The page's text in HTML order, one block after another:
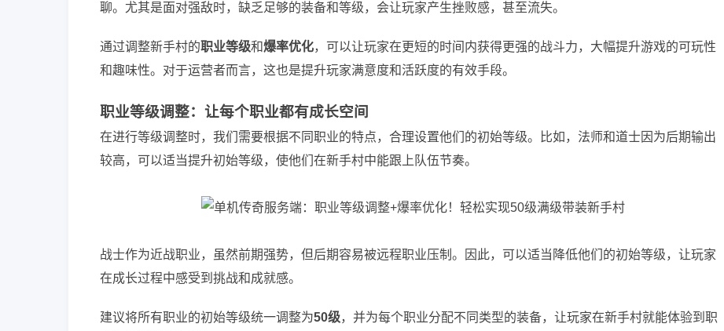
聊。尤其是面对强敌时，缺乏足够的装备和等级，会让玩家产生挫败感，甚至流失。
通过调整新手村的职业等级和爆率优化，可以让玩家在更短的时间内获得更强的战斗力，大幅提升游戏的可玩性
和趣味性。对于运营者而言，这也是提升玩家满意度和活跃度的有效手段。
职业等级调整：让每个职业都有成长空间
在进行等级调整时，我们需要根据不同职业的特点，合理设置他们的初始等级。比如，法师和道士因为后期输出
较高，可以适当提升初始等级，使他们在新手村中能跟上队伍节奏。
战士作为近战职业，虽然前期强势，但后期容易被远程职业压制。因此，可以适当降低他们的初始等级，让玩家
在成长过程中感受到挑战和成就感。
建议将所有职业的初始等级统一调整为50级，并为每个职业分配不同类型的装备，让玩家在新手村就能体验到职